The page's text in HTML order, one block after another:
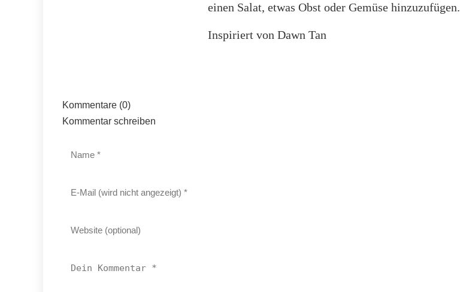
einen Salat, etwas Obst oder Gemüse hinzuzufügen.
Inspiriert von Dawn Tan
Kommentare (0)
Kommentar schreiben